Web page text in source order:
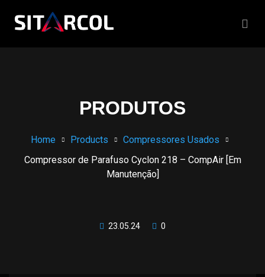
PRODUTOS
Home Products
Compressores Usados
Compressor de Parafuso Cyclon 218 – CompAir [Em
Manutenção]
23.05.24 0